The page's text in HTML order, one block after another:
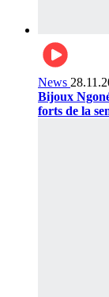
News
Bijoux
forts de la